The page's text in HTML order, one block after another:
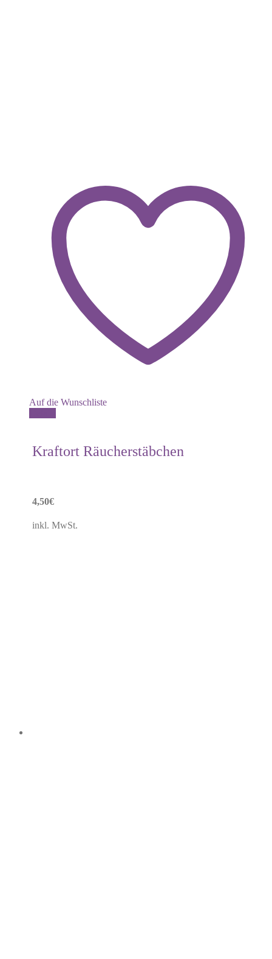
Auf die Wunschliste
Kraftort Räucherstäbchen
4,50€
inkl. MwSt.